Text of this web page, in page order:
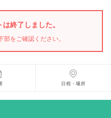
終了しました。
をご確認ください。
日程・場所